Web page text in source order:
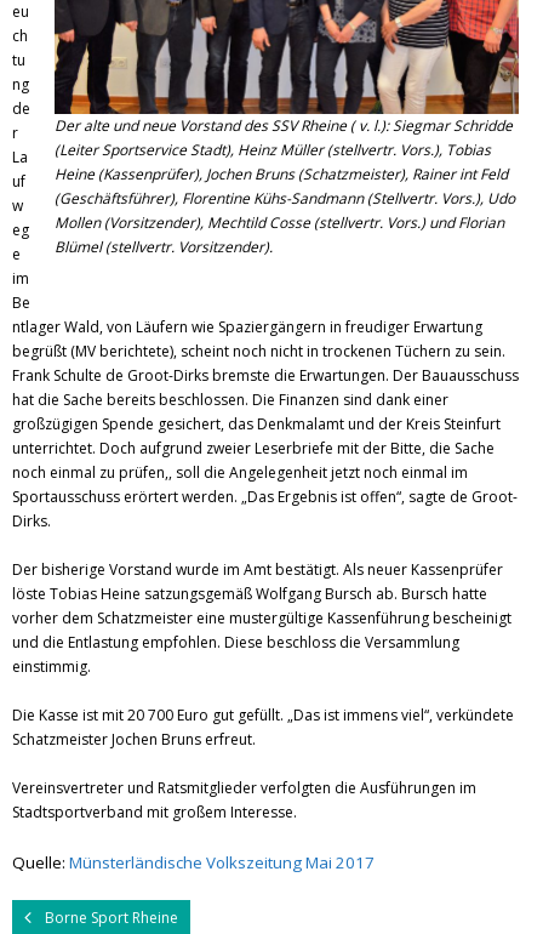
Der alte und neue Vorstand des SSV Rheine ( v. l.): Siegmar Schridde
(Leiter Sportservice Stadt), Heinz Müller (stellvertr. Vors.), Tobias
Heine (Kassenprüfer), Jochen Bruns (Schatzmeister), Rainer int Feld
(Geschäftsführer), Florentine Kühs-Sandmann (Stellvertr. Vors.), Udo
Mollen (Vorsitzender), Mechtild Cosse (stellvertr. Vors.) und Florian
Blümel (stellvertr. Vorsitzender).
eu
ch
tu
ng
de
r
La
uf
w
eg
e
im
Be
ntlager Wald, von Läufern wie Spaziergängern in freudiger Erwartung
begrüßt (MV berichtete), scheint noch nicht in trockenen Tüchern zu sein.
Frank Schulte de Groot-Dirks bremste die Erwartungen. Der Bauausschuss
hat die Sache bereits beschlossen. Die Finanzen sind dank einer
großzügigen Spende gesichert, das Denkmalamt und der Kreis Steinfurt
unterrichtet. Doch aufgrund zweier Leserbriefe mit der Bitte, die Sache
noch einmal zu prüfen,, soll die Angelegenheit jetzt noch einmal im
Sportausschuss erörtert werden. „Das Ergebnis ist offen“, sagte de Groot-
Dirks.
Der bisherige Vorstand wurde im Amt bestätigt. Als neuer Kassenprüfer
löste Tobias Heine satzungsgemäß Wolfgang Bursch ab. Bursch hatte
vorher dem Schatzmeister eine mustergültige Kassenführung bescheinigt
und die Entlastung empfohlen. Diese beschloss die Versammlung
einstimmig.
Die Kasse ist mit 20 700 Euro gut gefüllt. „Das ist immens viel“, verkündete
Schatzmeister Jochen Bruns erfreut.
Vereinsvertreter und Ratsmitglieder verfolgten die Ausführungen im
Stadtsportverband mit großem Interesse.
Quelle: Münsterländische Volkszeitung Mai 2017
Borne Sport Rheine